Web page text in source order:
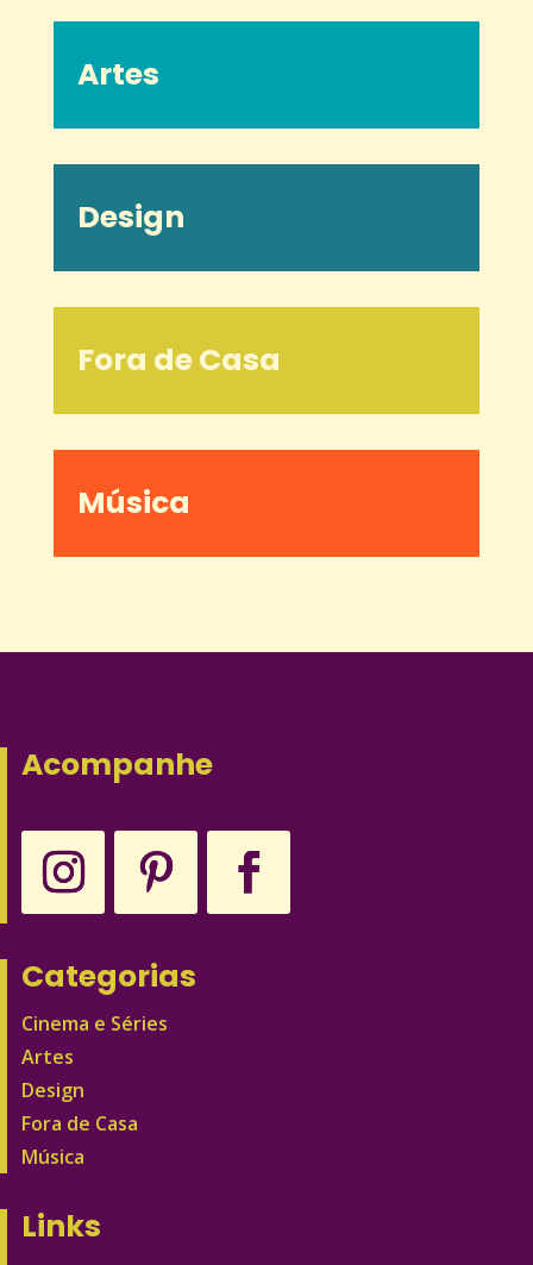
Artes
Design
Fora de Casa
Música
Acompanhe
Categorias
Cinema e Séries
Artes
Design
Fora de Casa
Música
Links